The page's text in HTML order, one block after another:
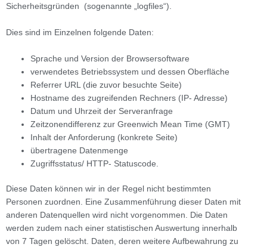
Sicherheitsgründen (sogenannte „logfiles“).
Dies sind im Einzelnen folgende Daten:
Sprache und Version der Browsersoftware
verwendetes Betriebssystem und dessen Oberfläche
Referrer URL (die zuvor besuchte Seite)
Hostname des zugreifenden Rechners (IP- Adresse)
Datum und Uhrzeit der Serveranfrage
Zeitzonendifferenz zur Greenwich Mean Time (GMT)
Inhalt der Anforderung (konkrete Seite)
übertragene Datenmenge
Zugriffsstatus/ HTTP- Statuscode.
Diese Daten können wir in der Regel nicht bestimmten
Personen zuordnen. Eine Zusammenführung dieser Daten mit
anderen Datenquellen wird nicht vorgenommen. Die Daten
werden zudem nach einer statistischen Auswertung innerhalb
von 7 Tagen gelöscht. Daten, deren weitere Aufbewahrung zu